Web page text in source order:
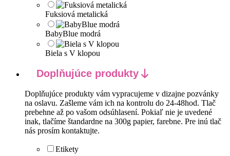
Fuksiová metalická
BabyBlue modrá
Biela s V klopou
Doplňujúce produkty
Doplňujúce produkty vám vypracujeme v dizajne pozvánky
na oslavu. Zašleme vám ich na kontrolu do 24-48hod. Tlač
prebehne až po vašom odsúhlasení. Pokiaľ nie je uvedené
inak, tlačíme štandardne na 300g papier, farebne. Pre inú tlač
nás prosím kontaktujte.
Etikety